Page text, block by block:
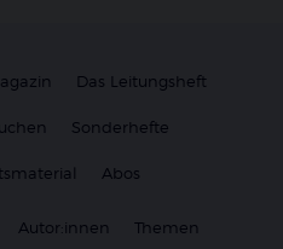
Das Leitungsheft
Sonderhefte
Abos
Autor:innen Themen